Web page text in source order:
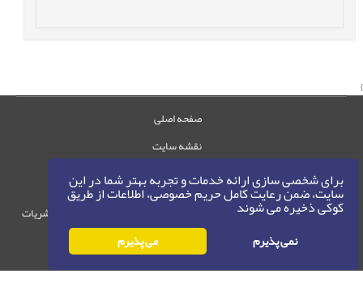
برای شخصی سازی ارائه خدمات و تجربه بهتر شما در این
سایت، ضمن رعایت کامل حریم خصوصی، اطلاعات از طریق
کوکی ذخیره می شوند
نمی پذیرم می پذیرم
صفحه اصلی
نقشه سایت
تماس با ما
حقوق این وب‌سایت متعلق به سامانه مدیریت نشریات
رایمگ است.
حق نشر©
1405-1396